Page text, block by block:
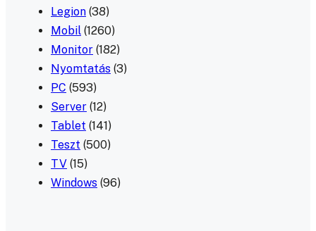
Legion (38)
Mobil (1260)
Monitor (182)
Nyomtatás (3)
PC (593)
Server (12)
Tablet (141)
Teszt (500)
TV (15)
Windows (96)